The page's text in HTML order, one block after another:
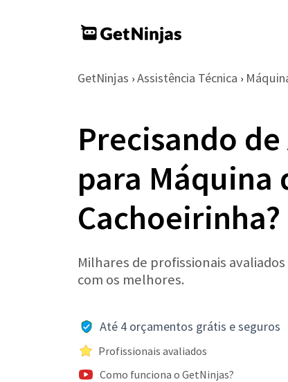
GetNinjas › Assistência Técnica ›
Precisando
para Máquina
Cachoeirinha?
Milhares de profissionais
com os melhores.
Até 4 orçamentos grátis e seguros
Profissionais avaliados
Como funciona o GetNinjas?